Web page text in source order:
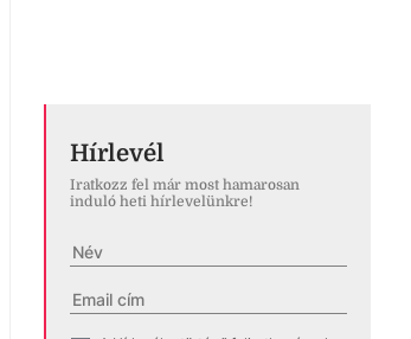
Hírlevél
Iratkozz fel már most hamarosan
induló heti hírlevelünkre!